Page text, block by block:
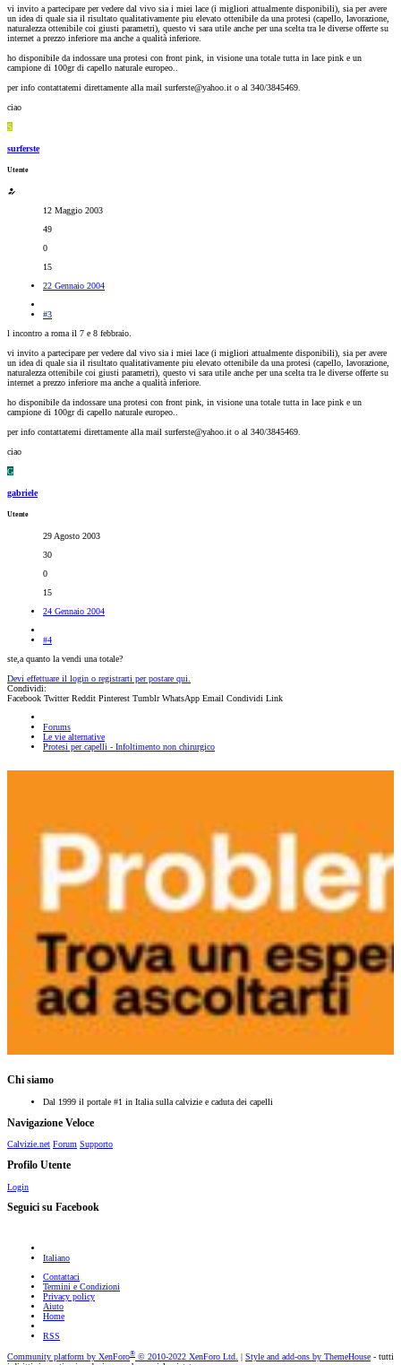
vi invito a partecipare per vedere dal vivo sia i miei lace (i migliori attualmente disponibili), sia per avere
un idea di quale sia il risultato qualitativamente piu elevato ottenibile da una protesi (capello, lavorazione,
naturalezza ottenibile coi giusti parametri), questo vi sara utile anche per una scelta tra le diverse offerte su
internet a prezzo inferiore ma anche a qualità inferiore.
ho disponibile da indossare una protesi con front pink, in visione una totale tutta in lace pink e un
campione di 100gr di capello naturale europeo..
per info contattatemi direttamente alla mail surferste@yahoo.it o al 340/3845469.
ciao
S
surferste
Utente
12 Maggio 2003
49
0
15
22 Gennaio 2004
#3
l incontro a roma il 7 e 8 febbraio.
vi invito a partecipare per vedere dal vivo sia i miei lace (i migliori attualmente disponibili), sia per avere
un idea di quale sia il risultato qualitativamente piu elevato ottenibile da una protesi (capello, lavorazione,
naturalezza ottenibile coi giusti parametri), questo vi sara utile anche per una scelta tra le diverse offerte su
internet a prezzo inferiore ma anche a qualità inferiore.
ho disponibile da indossare una protesi con front pink, in visione una totale tutta in lace pink e un
campione di 100gr di capello naturale europeo..
per info contattatemi direttamente alla mail surferste@yahoo.it o al 340/3845469.
ciao
G
gabriele
Utente
29 Agosto 2003
30
0
15
24 Gennaio 2004
#4
ste,a quanto la vendi una totale?
Devi effettuare il login o registrarti per postare qui.
Condividi:
Facebook Twitter Reddit Pinterest Tumblr WhatsApp Email Condividi Link
Forums
Le vie alternative
Protesi per capelli - Infoltimento non chirurgico
Chi siamo
Dal 1999 il portale #1 in Italia sulla calvizie e caduta dei capelli
Navigazione Veloce
Calvizie.net Forum Supporto
Profilo Utente
Login
Seguici su Facebook
Italiano
Contattaci
Termini e Condizioni
Privacy policy
Aiuto
Home
RSS
Community platform by XenForo® © 2010-2022 XenForo Ltd. Style and add-ons by ThemeHouse - tutti